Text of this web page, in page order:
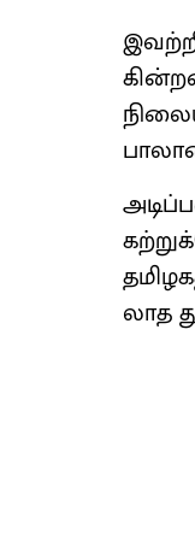
லாத